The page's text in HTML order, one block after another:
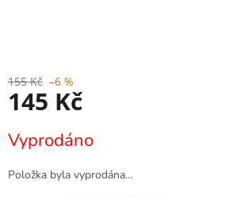
155 Kč –6 %
145 Kč
cena:
Vyprodáno
Položka byla vyprodána…